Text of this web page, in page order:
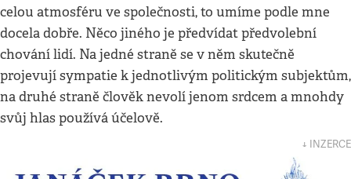
celou atmosféru ve společnosti, to umíme podle mne
docela dobře. Něco jiného je předvídat předvolební
chování lidí. Na jedné straně se v něm skutečně
projevují sympatie k jednotlivým politickým subjektům,
na druhé straně člověk nevolí jenom srdcem a mnohdy
svůj hlas používá účelově.
↓ INZERCE